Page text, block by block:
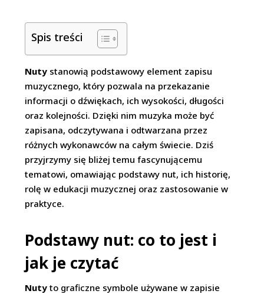
Spis treści
Nuty stanowią podstawowy element zapisu
muzycznego, który pozwala na przekazanie
informacji o dźwiękach, ich wysokości, długości
oraz kolejności. Dzięki nim muzyka może być
zapisana, odczytywana i odtwarzana przez
różnych wykonawców na całym świecie. Dziś
przyjrzymy się bliżej temu fascynującemu
tematowi, omawiając podstawy nut, ich historię,
rolę w edukacji muzycznej oraz zastosowanie w
praktyce.
Podstawy nut: co to jest i
jak je czytać
Nuty to graficzne symbole używane w zapisie